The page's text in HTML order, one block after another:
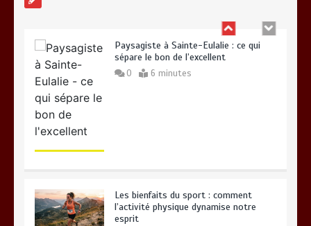
Paysagiste à Sainte-Eulalie : ce qui
sépare le bon de l’excellent
0 6 minutes
Les bienfaits du sport : comment
l’activité physique dynamise notre
esprit